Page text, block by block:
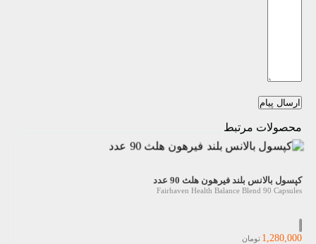
ارسال پیام
محصولات مرتبط
کپسول بالانس بلند فیرهون هلث 90 عدد
Fairhaven Health Balance Blend 90 Capsules
1,280,000 تومان